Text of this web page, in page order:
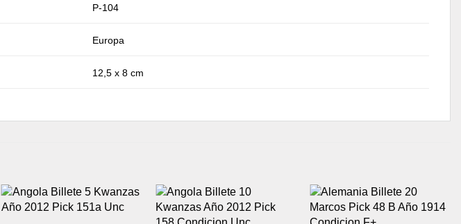
P-104
Europa
12,5 x 8 cm